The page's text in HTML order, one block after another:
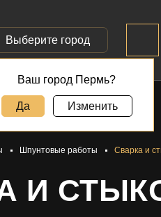
Выберите город
Ваш город Пермь?
Да Изменить
Шпунтовые работы Сварка и
И